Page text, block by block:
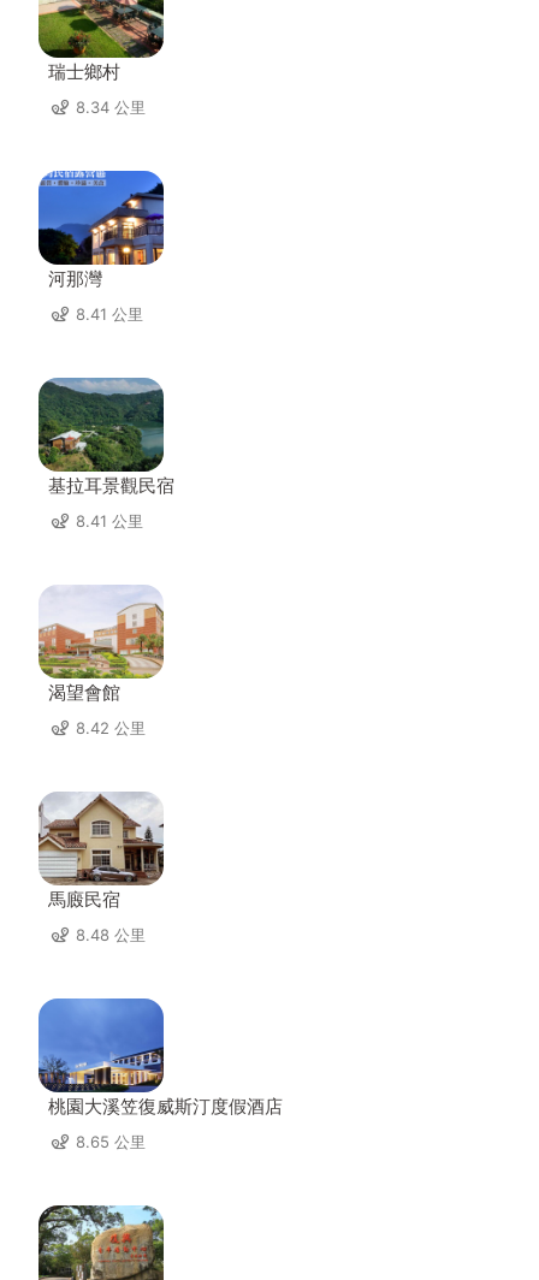
瑞士鄉村
8.34 公里
河那灣
8.41 公里
基拉耳景觀民宿
8.41 公里
渴望會館
8.42 公里
馬廄民宿
8.48 公里
桃園大溪笠復威斯汀度假酒店
8.65 公里